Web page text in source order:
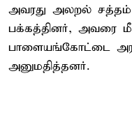
அவரது அலறல் சத்தம்
பக்கத்தினர், அவரை
பாளையங்கோட்டை
அனுமதித்தனர்.